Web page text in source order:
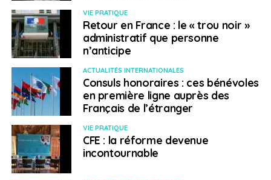
VIE PRATIQUE
Retour en France : le « trou noir »
administratif que personne
n’anticipe
ACTUALITÉS INTERNATIONALES
Consuls honoraires : ces bénévoles
en première ligne auprès des
Français de l’étranger
VIE PRATIQUE
CFE : la réforme devenue
incontournable